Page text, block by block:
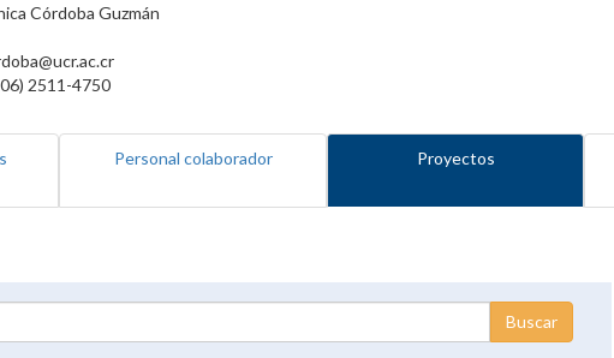
Córdoba Guzmán
2511-4750
Personal colaborador Proyectos